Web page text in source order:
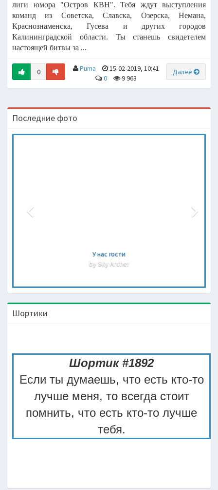
лиги юмора "Остров КВН". Тебя ждут выступления
команд из Советска, Славска, Озерска, Немана,
Краснознаменска, Гусева и других городов
Калининградской области. Ты станешь свидетелем
настоящей битвы за ...
0 Далее
Puma
15-02-2019, 10:41
0
9 963
Последние фото
У нас гости
by Sky Archer
Шортики
Шортик #1892
Если ты думаешь, что есть кто-то
лучше меня, то всегда стоит
помнить, что есть кто-то лучше
тебя.